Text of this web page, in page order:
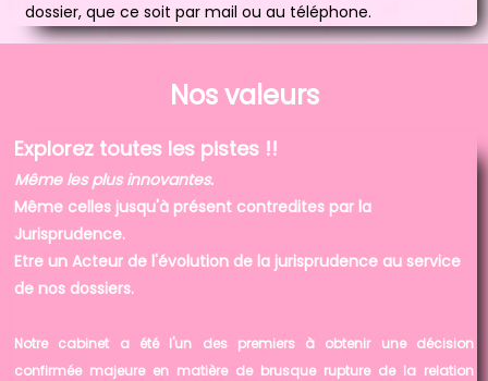
dossier, que ce soit par mail ou au téléphone.
Nos valeurs
Explorez toutes les pistes !!
Même les plus innovantes.
Même celles jusqu'à présent contredites par la
Jurisprudence.
Etre un Acteur de l'évolution de la jurisprudence au service
de nos dossiers.
Notre cabinet a été l'un des premiers à obtenir une décision
confirmée majeure en matière de brusque rupture de la relation